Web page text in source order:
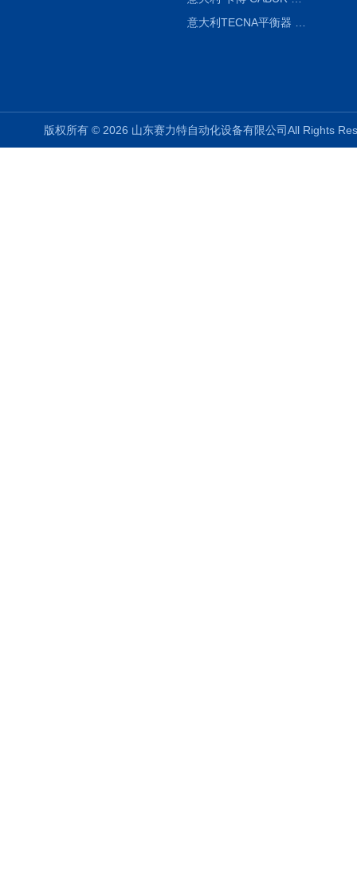
版权所有 © 2026 山东赛力特自动化设备有限公司All Rights